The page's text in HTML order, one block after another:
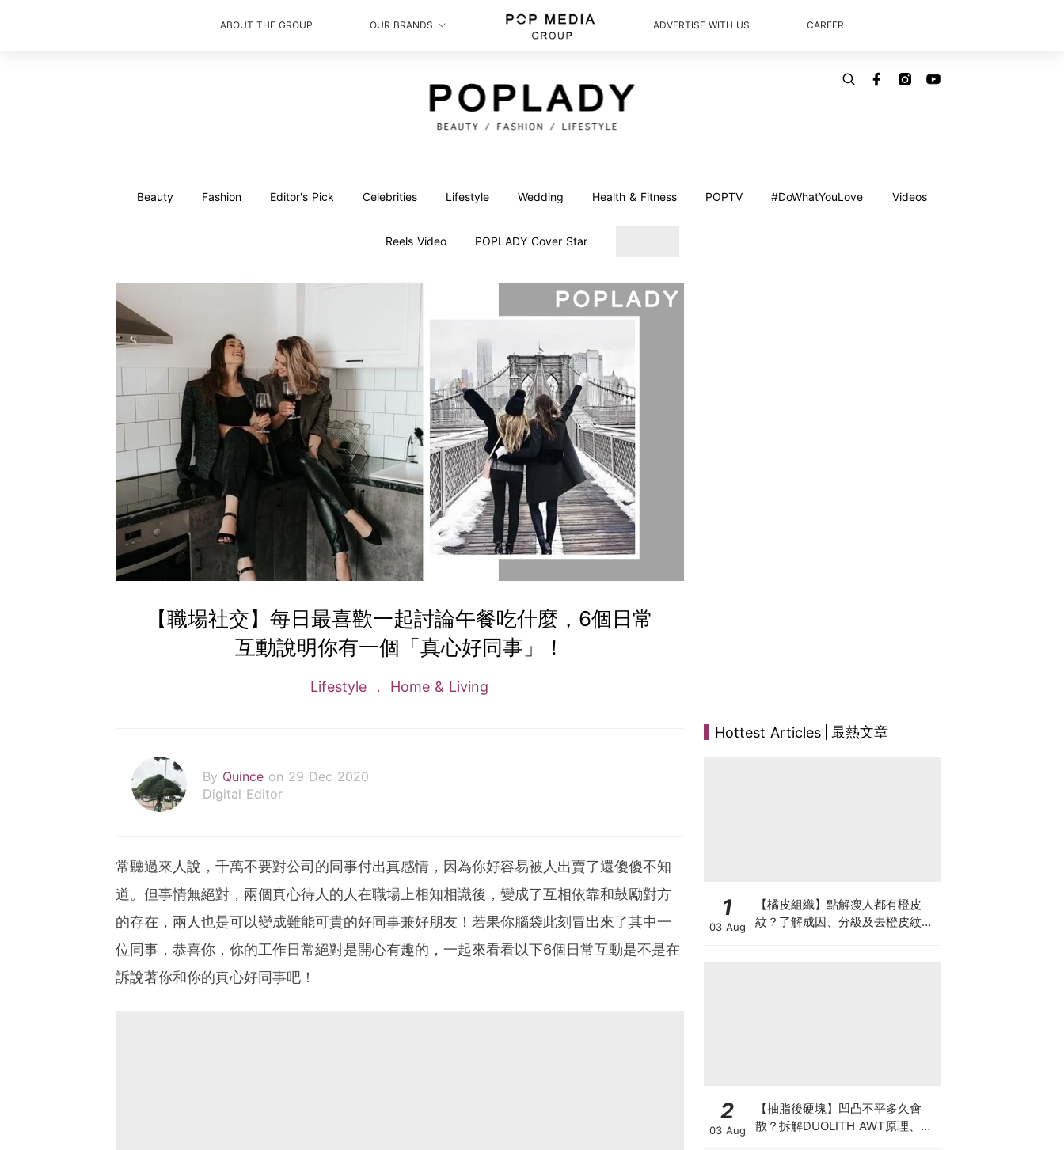
ABOUT THE GROUP OUR BRANDS ADVERTISE WITH US CAREER
Beauty Fashion Editor's Pick Celebrities Lifestyle Wedding Health & Fitness POPTV #DoWhatYouLove Videos
Reels Video POPLADY Cover Star
【職場社交】每日最喜歡一起討論午餐吃什麼，6個日常
互動說明你有一個「真心好同事」！
Lifestyle Home & Living
By Quince on 29 Dec 2020
Digital Editor
常聽過來人說，千萬不要對公司的同事付出真感情，因為你好容易被人出賣了還傻傻不知
道。但事情無絕對，兩個真心待人的人在職場上相知相識後，變成了互相依靠和鼓勵對方
的存在，兩人也是可以變成難能可貴的好同事兼好朋友！若果你腦袋此刻冒出來了其中一
位同事，恭喜你，你的工作日常絕對是開心有趣的，一起來看看以下6個日常互動是不是在
訴說著你和你的真心好同事吧！
Hottest Articles 最熱文章
1
03 Aug
【橘皮組織】點解瘦人都有橙皮
紋？了解成因、分級及去橙皮紋改
2
03 Aug
【抽脂後硬塊】凹凸不平多久會
散？拆解DUOLITH AWT原理、按